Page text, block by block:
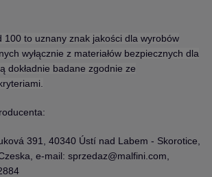
100 to uznany znak jakości dla wyrobów
wyłącznie z materiałów bezpiecznych dla
dokładnie badane zgodnie ze
391, 40340 Ústí nad Labem - Skorotice,
e-mail: sprzedaz@malfini.com,